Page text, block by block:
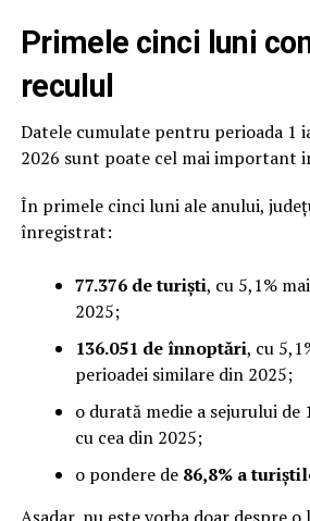
Primele cinci luni
reculul
Datele cumulate pentru perioada 1
2026 sunt poate cel mai important
În primele cinci luni ale anului,
înregistrat:
77.376 de turiști, cu 5,1%
2025;
136.051 de înnoptări, cu
perioadei similare din 2025;
o durată medie a sejurului de
cu cea din 2025;
o pondere de 86,8% a